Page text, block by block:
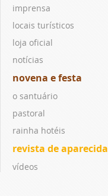
imprensa
locais turísticos
loja oficial
notícias
novena e festa
o santuário
pastoral
rainha hotéis
revista de aparecida
vídeos